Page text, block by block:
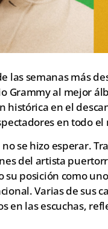
las semanas más
Grammy al mejor
histórica en el
en todo el
se hizo esperar.
del artista
su posición como
Varias de sus
en las escuchas,